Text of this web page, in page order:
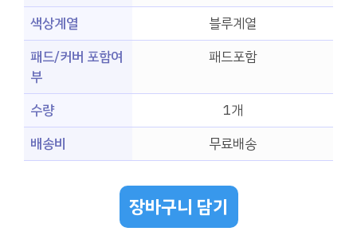
색상계열
블루계열
패드/커버 포함여
부
패드포함
수량
1개
배송비
무료배송
장바구니 담기